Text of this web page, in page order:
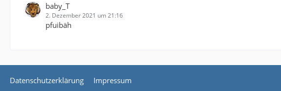
baby_T
2. Dezember 2021 um 21:16
pfuibäh
Datenschutzerklärung Impressum